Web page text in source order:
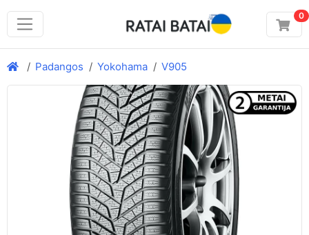
0
Padangos Yokohama V905